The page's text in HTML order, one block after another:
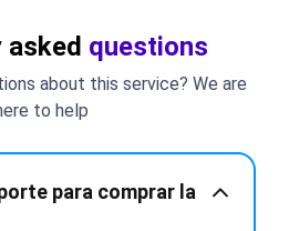
asked questions
about this service? We are
to help
para comprar la